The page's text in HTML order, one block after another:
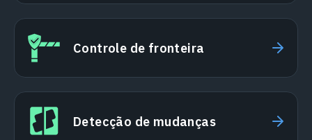
Controle de fronteira
Detecção de mudanças